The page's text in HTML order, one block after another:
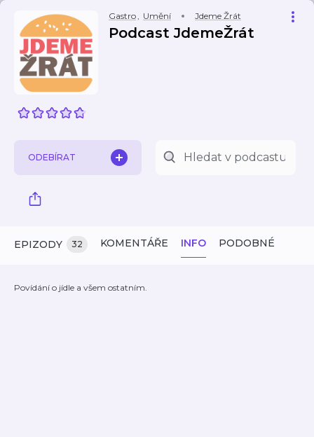
Gastro, Umění Jdeme Žrát
Podcast JdemeŽrát
ODEBÍRAT
EPIZODY 32 KOMENTÁŘE INFO PODOBNÉ
Povídání o jídle a všem ostatním.